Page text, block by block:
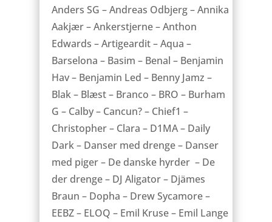
Anders SG – Andreas Odbjerg – Annika
Aakjær – Ankerstjerne – Anthon
Edwards – Artigeardit – Aqua –
Barselona – Basim – Benal – Benjamin
Hav – Benjamin Led – Benny Jamz –
Blak – Blæst – Branco – BRO – Burham
G – Calby – Cancun? – Chief1 –
Christopher – Clara – D1MA – Daily
Dark – Danser med drenge – Danser
med piger – De danske hyrder – De
der drenge – DJ Aligator – Djämes
Braun – Dopha – Drew Sycamore –
EEBZ – ELOQ – Emil Kruse – Emil Lange